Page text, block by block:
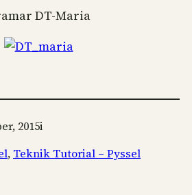
DT-Maria
2015i
, Teknik Tutorial – Pyssel